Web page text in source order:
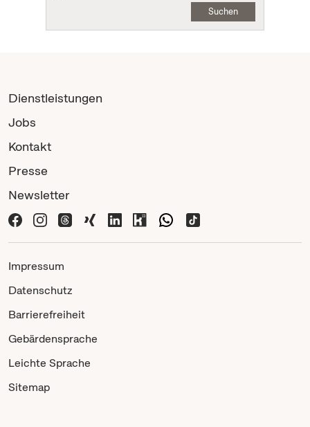
Suchen
Dienstleistungen
Jobs
Kontakt
Presse
Newsletter
Impressum
Datenschutz
Barrierefreiheit
Gebärdensprache
Leichte Sprache
Sitemap